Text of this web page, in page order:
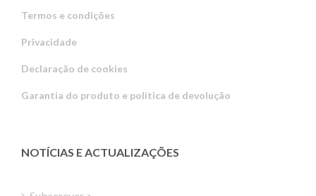
Termos e condições
Privacidade
Declaração de cookies
Garantia do produto e política de devolução
NOTÍCIAS E ACTUALIZAÇÕES
Latvian